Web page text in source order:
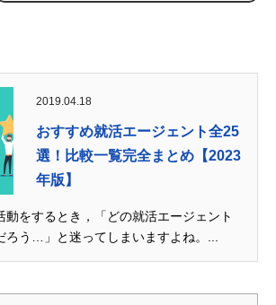
2019.04.18
おすすめ就活エージェント全25
選！比較一覧完全まとめ【2023
年版】
動をするとき，「どの就活エージェント
ろう…」と迷ってしまいますよね。...